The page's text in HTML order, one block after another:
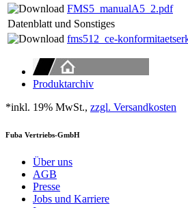
FMS5_manualA5_2.pdf
Datenblatt und Sonstiges
fms512_ce-
Produktarchiv
*inkl. 19% MwSt., zzgl. Versandkosten
Fuba Vertriebs-GmbH
Über uns
AGB
Presse
Jobs und Karriere